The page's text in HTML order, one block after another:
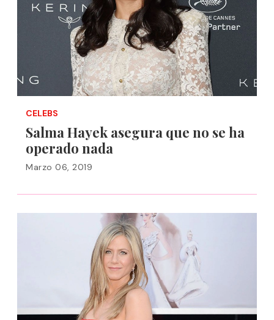
CELEBS
Salma Hayek asegura que no se ha
operado nada
Marzo 06, 2019